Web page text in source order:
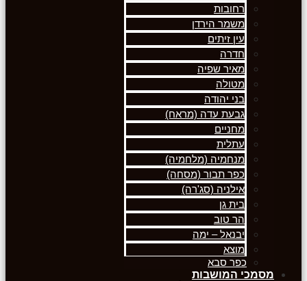
רחובות
משמר הירדן
עין זיתים
חדרה
מאיר שפיה
מטולה
בני יהודה
גבעת עדה (מראח)
מחניים
עתלית
מנחמיה (מלחמיה)
כפר תבור (מסחה)
אילניה (סג'רה)
בית גן
הר טוב
יבנאל – ימה
מוצא
כפר סבא
מסמכי המושבות